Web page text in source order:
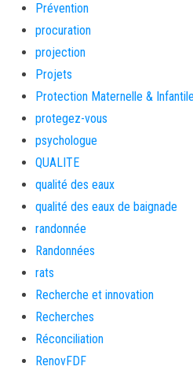
Prévention
procuration
projection
Projets
Protection Maternelle & Infantile
protegez-vous
psychologue
QUALITE
qualité des eaux
qualité des eaux de baignade
randonnée
Randonnées
rats
Recherche et innovation
Recherches
Réconciliation
RenovFDF